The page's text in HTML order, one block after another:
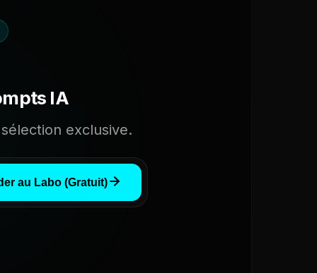
IA
exclusive.
au Labo (Gratuit)